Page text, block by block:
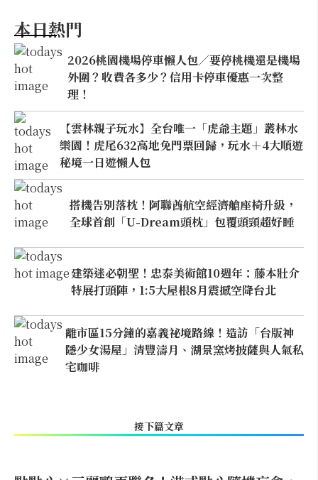
本日熱門
2026桃園機場停車懶人包／要停桃機還是機場
外圍？收費各多少？信用卡停車優惠一次整
理！
【雲林親子玩水】全台唯一「虎爺主題」叢林水
樂園！虎尾632高地免門票回歸，玩水＋4大順遊
秘境一日遊懶人包
搭機告別落枕！阿聯酋航空經濟艙座椅升級，
全球首創「U-Dream頭枕」包覆頭頸超好睡
建築迷必朝聖！忠泰美術館10週年：藤本壯介
特展打頭陣，1:5大屋根8月震撼空降台北
離市區15分鐘的嘉義祕境路線！造訪「台版神
隱少女湯屋」清豐濤月、湖景窯烤披薩與人氣私
宅咖啡
接下篇文章